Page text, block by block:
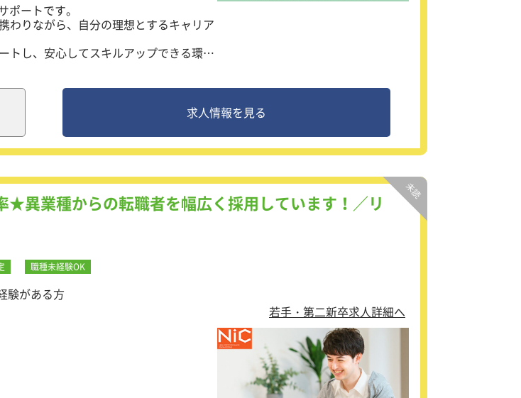
ートです。
わりながら、自分の理想とするキャリア
トし、安心してスキルアップできる環境
ラ関連の業務をお任せします。
から始め、確実に技術を習得していって
定するため、安心して取り組めます。
を積める環境が整っています。
応
って定期的にチェック
を担当
通信会社のネットワーク設計」など、
ト！
ます。
かせるコミュニケーション力」「イン
導します。
求人情報を見る
異業種からの転職者を幅広く採用しています！／リ
職種未経験OK
験がある方
若手・第二新卒求人詳細へ